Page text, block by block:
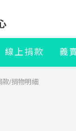
線上捐款 義
/捐物明細